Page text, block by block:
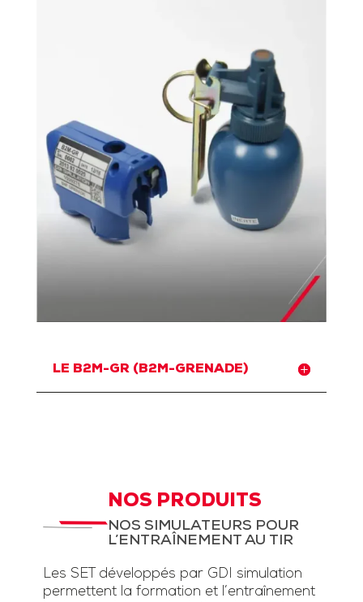
LE B2M-GR (B2M-GRENADE)
NOS PRODUITS
NOS SIMULATEURS POUR
L’ENTRAÎNEMENT AU TIR
Les SET développés par GDI simulation
permettent la formation et l’entraînement